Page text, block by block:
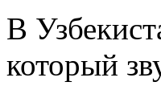
В
который